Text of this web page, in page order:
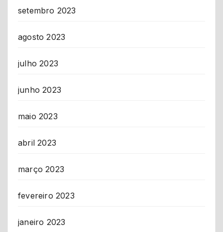
setembro 2023
agosto 2023
julho 2023
junho 2023
maio 2023
abril 2023
março 2023
fevereiro 2023
janeiro 2023